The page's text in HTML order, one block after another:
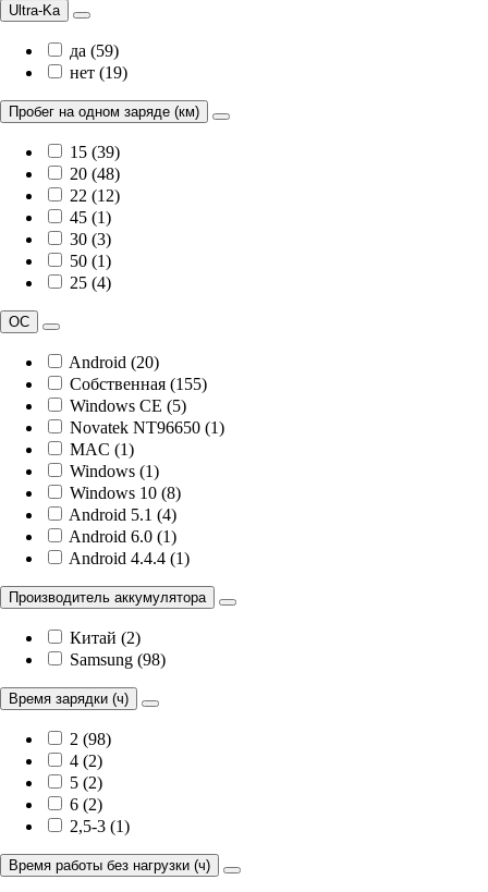
Ultra-Ka
да (59)
нет (19)
Пробег на одном заряде (км)
15 (39)
20 (48)
22 (12)
45 (1)
30 (3)
50 (1)
25 (4)
ОС
Android (20)
Собственная (155)
Windows CE (5)
Novatek NT96650 (1)
MAC (1)
Windows (1)
Windows 10 (8)
Android 5.1 (4)
Android 6.0 (1)
Android 4.4.4 (1)
Производитель аккумулятора
Китай (2)
Samsung (98)
Время зарядки (ч)
2 (98)
4 (2)
5 (2)
6 (2)
2,5-3 (1)
Время работы без нагрузки (ч)